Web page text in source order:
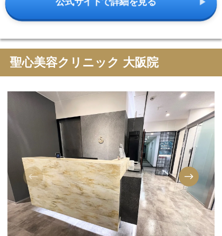
聖心美容クリニック 大阪院